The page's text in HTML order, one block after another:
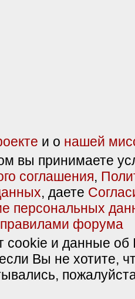
и о нашей
вы принимаете
соглашения,
, даете
персональных
правилами форума
cookie и данные об
Вы не хотите,